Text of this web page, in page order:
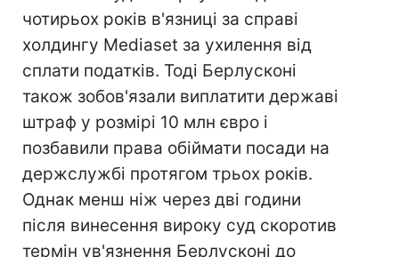
чотирьох років в'язниці за справі
холдингу Mediaset за ухилення від
сплати податків. Тоді Берлусконі
також зобов'язали виплатити державі
штраф у розмірі 10 млн євро і
позбавили права обіймати посади на
держслужбі протягом трьох років.
Однак менш ніж через дві години
після винесення вироку суд скоротив
термін ув'язнення Берлусконі до